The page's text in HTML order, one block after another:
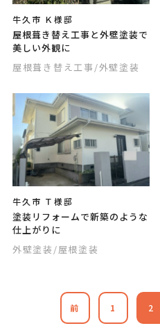
牛久市 Ｋ様邸
屋根葺き替え工事と外壁塗装で
美しい外観に
屋根葺き替え工事 /外壁塗装
牛久市 Ｔ様邸
塗装リフォームで新築のような
仕上がりに
外壁塗装 /屋根塗装
前 1 2